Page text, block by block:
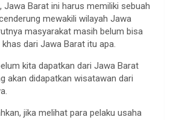
Jawa Barat ini harus memiliki sebuah
mewakili wilayah Jawa
masyarakat masih belum bisa
dari Jawa Barat itu apa.
kita dapatkan dari Jawa Barat
akan didapatkan wisatawan dari
jika melihat para pelaku usaha